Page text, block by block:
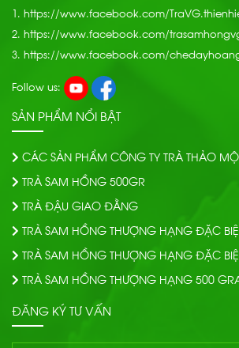
1. https://www.facebook.com/
2. https://www.facebook.com/
3. https://www.facebook.com/
Follow us:
SẢN PHẨM NỔI BẬT
CÁC SẢN PHẨM CÔNG TY TRÀ THẢO
TRÀ SAM HỒNG 500GR
TRÀ ĐẬU GIAO ĐẰNG
TRÀ SAM HỒNG THƯỢNG HẠNG ĐẶC
TRÀ SAM HỒNG THƯỢNG HẠNG ĐẶC
TRÀ SAM HỒNG THƯỢNG HẠNG 500
ĐĂNG KÝ TƯ VẤN